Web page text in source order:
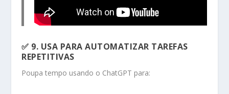
✅ 9. USA PARA AUTOMATIZAR TAREFAS
REPETITIVAS
Poupa tempo usando o ChatGPT para: